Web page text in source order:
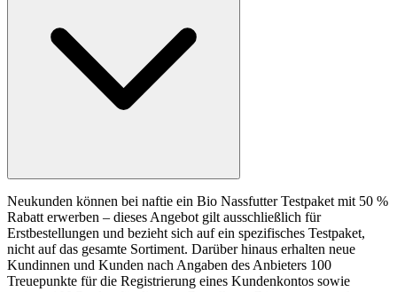
Neukunden können bei naftie ein Bio Nassfutter Testpaket mit 50 %
Rabatt erwerben – dieses Angebot gilt ausschließlich für
Erstbestellungen und bezieht sich auf ein spezifisches Testpaket,
nicht auf das gesamte Sortiment. Darüber hinaus erhalten neue
Kundinnen und Kunden nach Angaben des Anbieters 100
Treuepunkte für die Registrierung eines Kundenkontos sowie